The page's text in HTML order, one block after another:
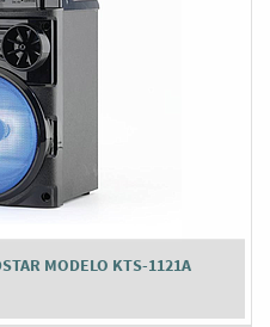
MODELO KTS-1121A